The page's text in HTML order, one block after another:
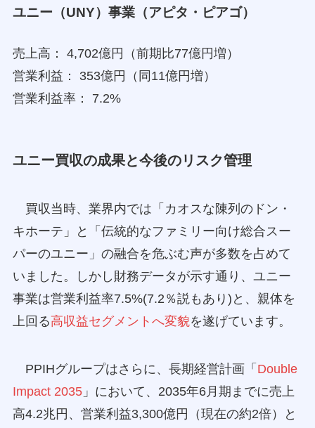
ユニー（UNY）事業（アピタ・ピアゴ）
売上高： 4,702億円（前期比77億円増）
営業利益： 353億円（同11億円増）
営業利益率： 7.2%
ユニー買収の成果と今後のリスク管理
買収当時、業界内では「カオスな陳列のドン・
キホーテ」と「伝統的なファミリー向け総合スー
パーのユニー」の融合を危ぶむ声が多数を占めて
いました。しかし財務データが示す通り、ユニー
事業は営業利益率7.5%(7.2％説もあり)と、親体を
上回る高収益セグメントへ変貌を遂げています。
PPIHグループはさらに、長期経営計画「 Double
Impact 2035」において、2035年6月期までに売上
高4.2兆円、営業利益3,300億円（現在の約2倍）と